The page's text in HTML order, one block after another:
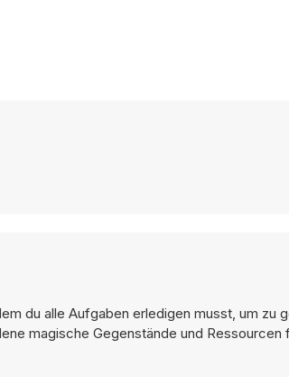
du alle Aufgaben erledigen musst, um zu
magische Gegenstände und Ressourcen